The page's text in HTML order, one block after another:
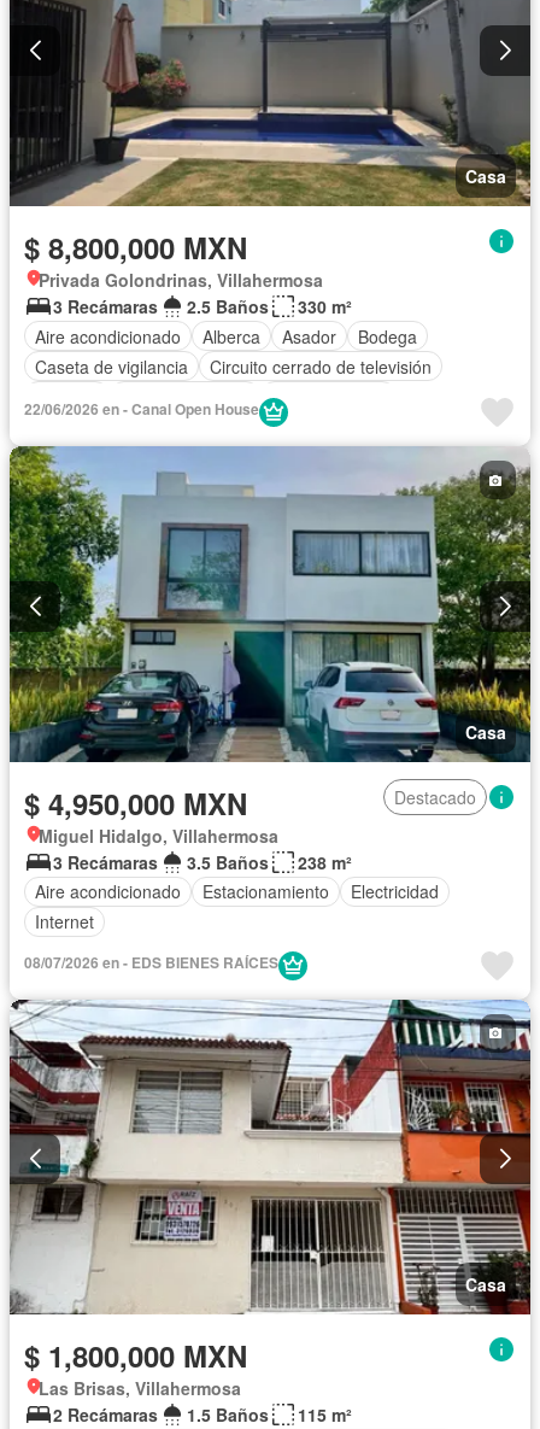
Casa
$ 8,800,000 MXN
Privada Golondrinas, Villahermosa
3 Recámaras
2.5 Baños
330 m²
Aire acondicionado
Alberca Asador
Bodega
Caseta de vigilancia
Circuito cerrado de televisión
Cocina integral
Cuarto de servicio
Estacionamiento
Recámara con closet
Seguridad
Zonas verdes
Sin amueblar
22/06/2026 en - Canal Open House
Casa
$ 4,950,000 MXN
Destacado
Miguel Hidalgo, Villahermosa
3 Recámaras
3.5 Baños
238 m²
Aire acondicionado
Estacionamiento
Electricidad
Internet
08/07/2026 en - EDS BIENES RAÍCES
Casa
$ 1,800,000 MXN
Las Brisas, Villahermosa
2 Recámaras
1.5 Baños
115 m²